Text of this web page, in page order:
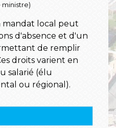
mandat local peut
d'absence et d'un
de remplir
droits varient en
salarié (élu
ou régional).